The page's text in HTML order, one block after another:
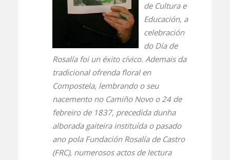
de Cultura e
Educación, a
celebración
do Día de
Rosalía foi un éxito cívico. Ademais da
tradicional ofrenda floral en
Compostela, lembrando o seu
nacemento no Camiño Novo o 24 de
febreiro de 1837, precedida dunha
alborada gaiteira instituída o pasado
ano pola Fundación Rosalía de Castro
(FRC), numerosos actos de lectura